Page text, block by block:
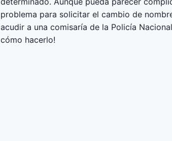
problema para solicitar el cambio de
acudir a una comisaría de la Policía
cómo hacerlo!